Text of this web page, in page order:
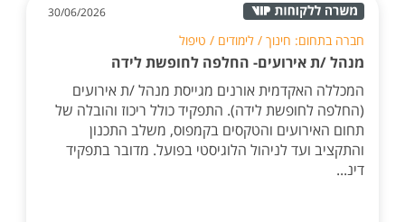
30/06/2026
חברה בתחום: חינוך / לימודים / טיפול
מנהל /ת אירועים- החלפה לחופשת לידה
המכללה האקדמית אורנים מגייסת מנהל /ת אירועים
(החלפה לחופשת לידה). התפקיד כולל ריכוז והובלה של
תחום האירועים והטקסים בקמפוס, משלב התכנון
והתקציב ועד לניהול הלוגיסטי בפועל. מדובר בתפקיד
דינ...